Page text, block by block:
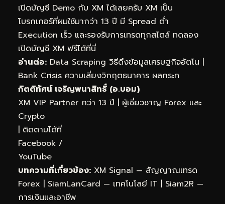
เปิดบัญชี Demo กับ XM ได้เลยครับ XM เป็น
โบรกเกอร์ที่ผมใช้มากว่า 13 ปี มี Spread ต่ำ
Execution เร็ว และรองรับการเทรดทุกสไตล์ ทดลอง
เปิดบัญชี XM ฟรีได้ที่นี่
อ่านต่อ: Data Scraping วิธีดึงข้อมูลเศรษฐกิจอัตโน |
Bank Crisis ความเสี่ยงวิกฤตธนาคาร ผลกระท
กิตติทัศน์ เจริญพนาสิทธิ์ (อ.บอม)
XM VIP Partner กว่า 13 ปี | ผู้เชี่ยวชาญ Forex และ
Crypto
| ติดตามได้ที่
Facebook /
YouTube
บทความที่เกี่ยวข้อง: XM Signal — สัญญาณเทรด
Forex | SiamLanCard — เทคโนโลยี IT | Siam2R —
การเงินและอาชีพ